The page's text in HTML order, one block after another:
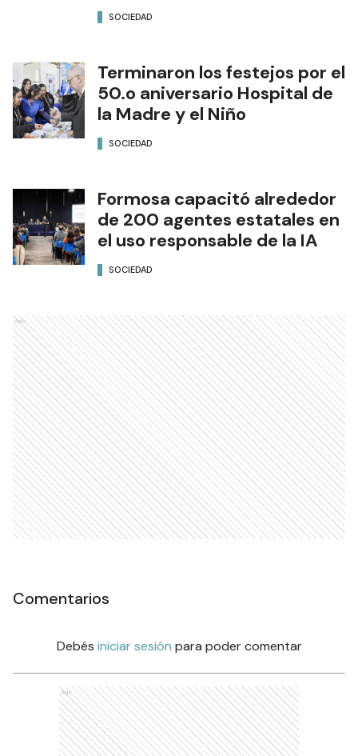
SOCIEDAD
Terminaron los festejos por el
50.o aniversario Hospital de
la Madre y el Niño
SOCIEDAD
Formosa capacitó alrededor
de 200 agentes estatales en
el uso responsable de la IA
SOCIEDAD
Ads
Comentarios
Debés iniciar sesión para poder comentar
Ads